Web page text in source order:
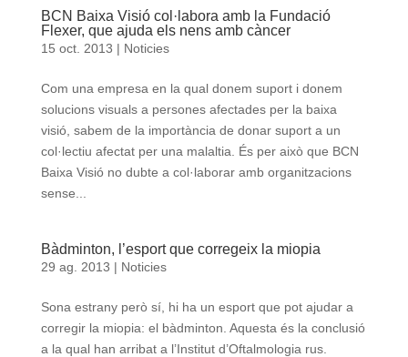
BCN Baixa Visió col·labora amb la Fundació
Flexer, que ajuda els nens amb càncer
15 oct. 2013 | Noticies
Com una empresa en la qual donem suport i donem
solucions visuals a persones afectades per la baixa
visió, sabem de la importància de donar suport a un
col·lectiu afectat per una malaltia. És per això que BCN
Baixa Visió no dubte a col·laborar amb organitzacions
sense...
Bàdminton, l’esport que corregeix la miopia
29 ag. 2013 | Noticies
Sona estrany però sí, hi ha un esport que pot ajudar a
corregir la miopia: el bàdminton. Aquesta és la conclusió
a la qual han arribat a l’Institut d’Oftalmologia rus.